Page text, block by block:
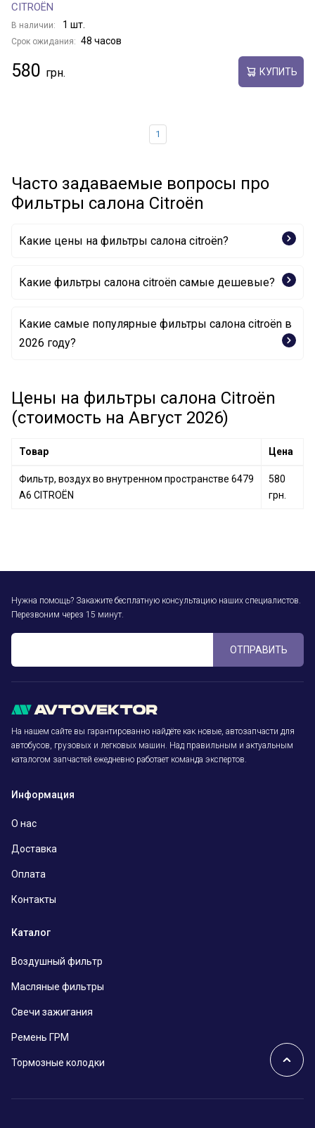
CITROËN
В наличии: 1 шт.
Срок ожидания: 48 часов
580 КУПИТЬ
1
Часто задаваемые вопросы про
Фильтры салона Citroën
Какие цены на фильтры салона citroën?
Какие фильтры салона citroën самые дешевые?
Фильтр, воздух во внутренном пространстве 6479
A6 CITROËN
Какие самые популярные фильтры салона citroën в
2026 году?
Цены на фильтры салона Citroën
(стоимость на Август 2026)
Товар Цена
Фильтр, воздух во внутренном пространстве 6479
A6 CITROËN
580
грн.
Нужна помощь? Закажите бесплатную консультацию наших специалистов.
Перезвоним через 15 минут.
ОТПРАВИТЬ
На нашем сайте вы гарантированно найдёте как новые, автозапчасти для
автобусов, грузовых и легковых машин. Над правильным и актуальным
каталогом запчастей ежедневно работает команда экспертов.
Информация
О нас
Доставка
Оплата
Контакты
Каталог
Воздушный фильтр
Масляные фильтры
Свечи зажигания
Ремень ГРМ
Тормозные колодки